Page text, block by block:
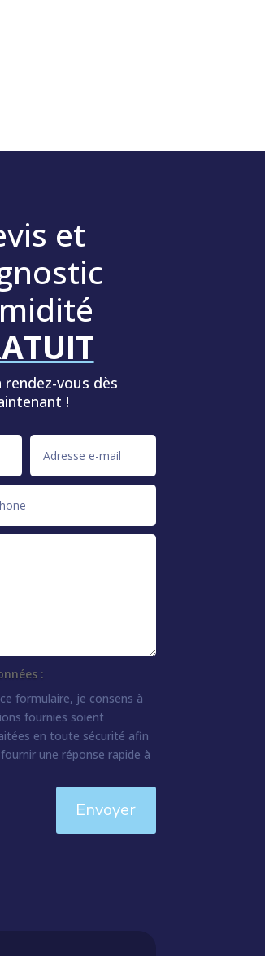
et
rendez-vous dès
!
:
formulaire, je consens à
fournies soient
en toute sécurité afin
une réponse rapide à
Envoyer